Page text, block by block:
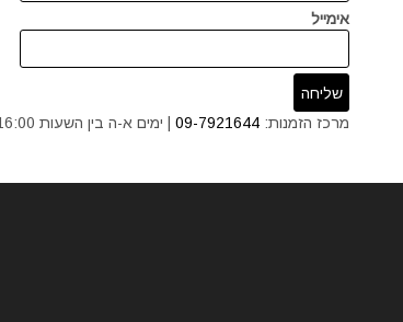
אימייל
מרכז הזמנות: 09-7921644| ימים א-ה בין השעות 9:00-16:00